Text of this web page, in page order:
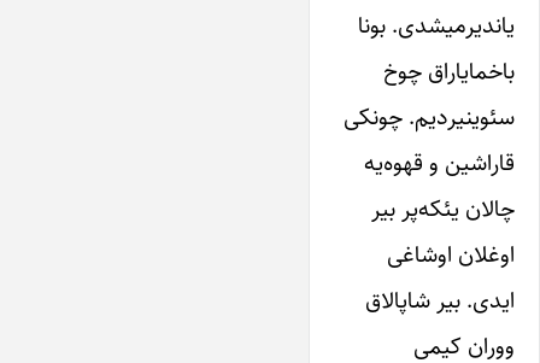
یاندیرمیشدی. بونا
باخمایاراق چوخ
سئوینیردیم. چونکی
قاراشین و قهوه‌یه
چالان یئکه‌پر بیر
اوغلان اوشاغی
ایدی. بیر شاپالاق
ووران کیمی